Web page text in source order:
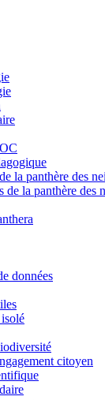
la panthère des
de la panthère des
données
citoyen